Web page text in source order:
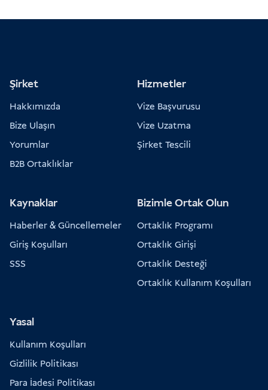
Şirket
Hakkımızda
Bize Ulaşın
Yorumlar
B2B Ortaklıklar
Hizmetler
Vize Başvurusu
Vize Uzatma
Şirket Tescili
Kaynaklar
Haberler & Güncellemeler
Giriş Koşulları
SSS
Bizimle Ortak Olun
Ortaklık Programı
Ortaklık Girişi
Ortaklık Desteği
Ortaklık Kullanım Koşulları
Yasal
Kullanım Koşulları
Gizlilik Politikası
Para İadesi Politikası